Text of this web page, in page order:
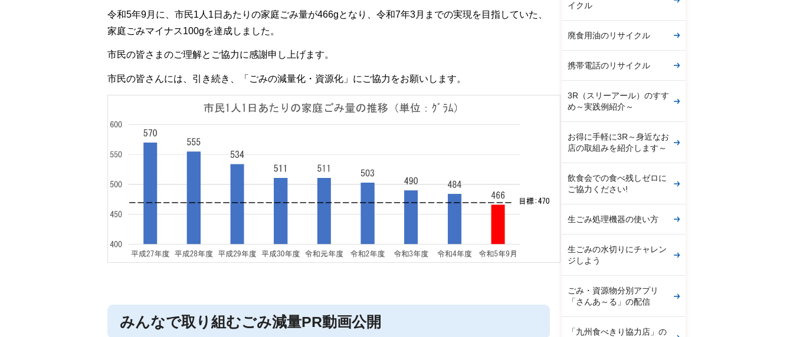
令和5年9月に、市民1人1日あたりの家庭ごみ量が466gとなり、令和7年3月までの実現を目指していた、
家庭ごみマイナス100gを達成しました。
市民の皆さまのご理解とご協力に感謝申し上げます。
市民の皆さんには、引き続き、「ごみの減量化・資源化」にご協力をお願いします。
みんなで取り組むごみ減量PR動画公開
イクル
廃食用油のリサイクル
携帯電話のリサイクル
3R（スリーアール）のすす
め～実践例紹介～
お得に手軽に3R～身近なお
店の取組みを紹介します～
飲食会での食べ残しゼロに
ご協力ください!
生ごみ処理機器の使い方
生ごみの水切りにチャレン
ジしよう
ごみ・資源物分別アプリ
「さんあ～る」の配信
「九州食べきり協力店」の